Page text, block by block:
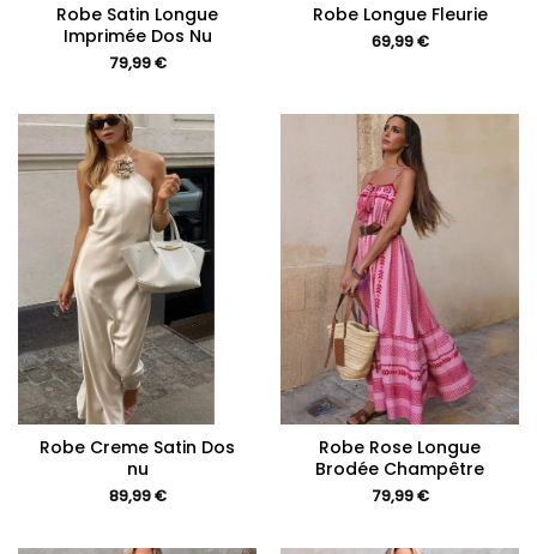
Robe Satin Longue
Imprimée Dos Nu
79,99€
Robe Longue Fleurie
69,99€
Robe Creme Satin Dos
nu
89,99€
Robe Rose Longue
Brodée Champêtre
79,99€